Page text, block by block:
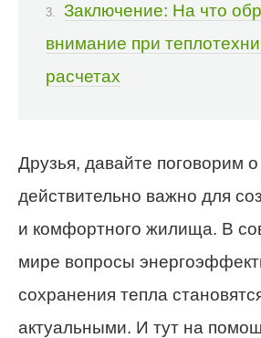
Заключение: На что
внимание при
расчетах
Друзья, давайте поговорим
действительно важно для
и комфортного жилища. В
мире вопросы
сохранения тепла
актуальными. И тут на